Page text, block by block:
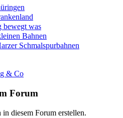
was
Bahnen
Schmalspurbahnen
& Co
Forum
in diesem Forum erstellen.